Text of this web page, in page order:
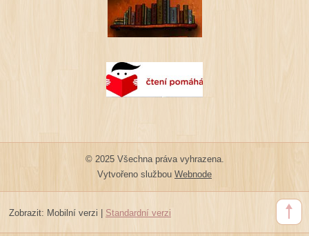
© 2025 Všechna práva vyhrazena.
Vytvořeno službou Webnode
Zobrazit: Mobilní verzi | Standardní verzi